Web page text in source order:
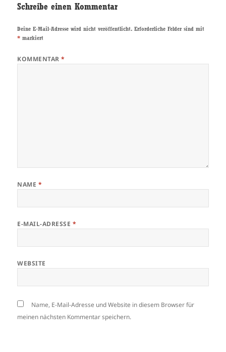
Schreibe einen Kommentar
Deine E-Mail-Adresse wird nicht veröffentlicht. Erforderliche Felder sind mit
* markiert
KOMMENTAR*
NAME *
E-MAIL-ADRESSE *
WEBSITE
Name, E-Mail-Adresse und Website in diesem Browser für
meinen nächsten Kommentar speichern.